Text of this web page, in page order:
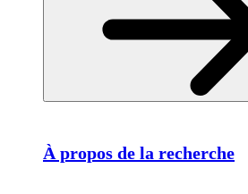
À propos de la recherche